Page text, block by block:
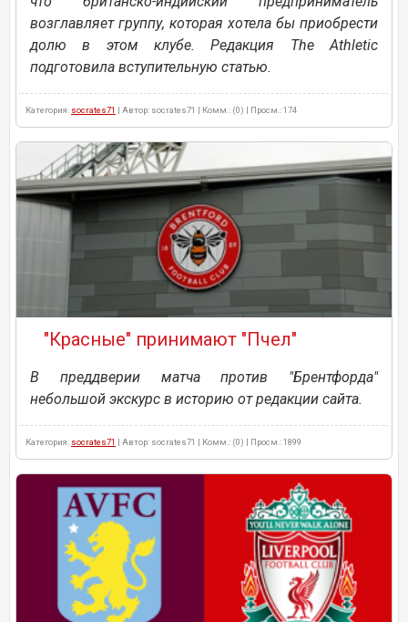
возглавляет группу, которая хотела бы приобрести
долю в этом клубе. Редакция The Athletic
подготовила вступительную статью.
Категория: socrates71 | Автор: socrates71 | Комм.: (0) | Просм.: 174
"Красные" принимают "Пчел"
В преддверии матча против "Брентфорда"
небольшой экскурс в историю от редакции сайта.
Категория: socrates71 | Автор: socrates71 | Комм.: (0) | Просм.: 1899